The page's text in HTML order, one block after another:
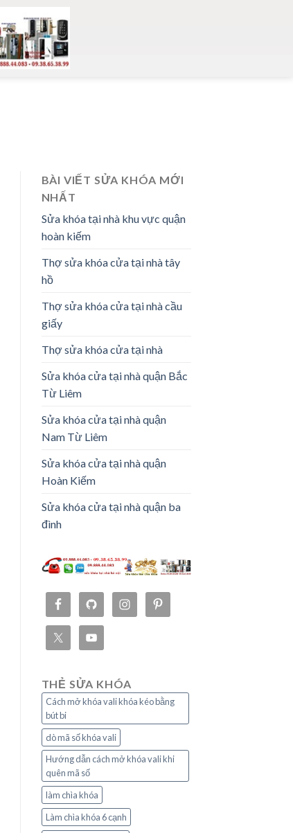
BÀI VIẾT SỬA KHÓA MỚI
NHẤT
Sửa khóa tại nhà khu vực quận
hoàn kiếm
Thợ sửa khóa cửa tại nhà tây
hồ
Thợ sửa khóa cửa tại nhà cầu
giấy
Thợ sửa khóa cửa tại nhà
Sửa khóa cửa tại nhà quận Bắc
Từ Liêm
Sửa khóa cửa tại nhà quận
Nam Từ Liêm
Sửa khóa cửa tại nhà quận
Hoàn Kiếm
Sửa khóa cửa tại nhà quận ba
đình
THẺ SỬA KHÓA
Cách mở khóa vali khóa kéo bằng
bút bi
dò mã số khóa vali
Hướng dẫn cách mở khóa vali khi
quên mã số
làm chìa khóa
Làm chìa khóa 6 cạnh